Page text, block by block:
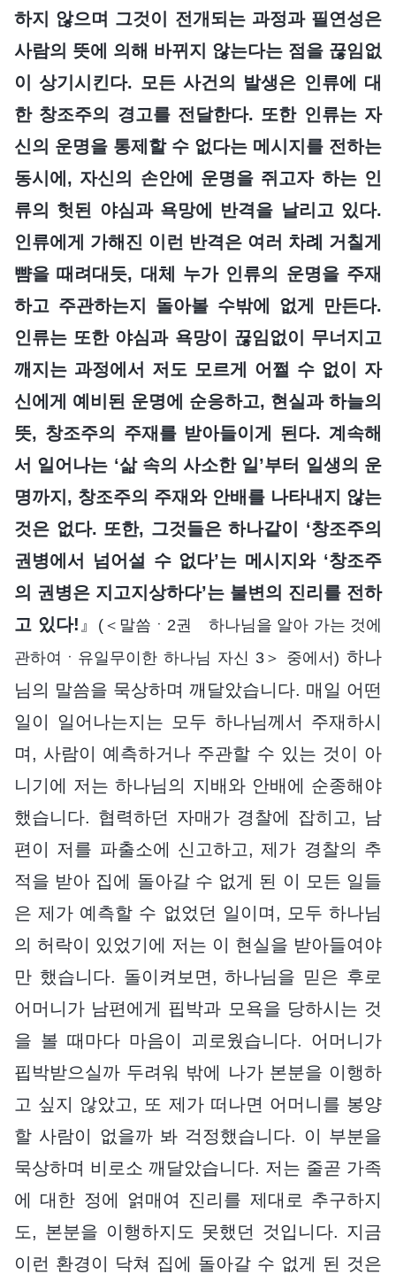
하지 않으며 그것이 전개되는 과정과 필연성은
사람의 뜻에 의해 바뀌지 않는다는 점을 끊임없
이 상기시킨다. 모든 사건의 발생은 인류에 대
한 창조주의 경고를 전달한다. 또한 인류는 자
신의 운명을 통제할 수 없다는 메시지를 전하는
동시에, 자신의 손안에 운명을 쥐고자 하는 인
류의 헛된 야심과 욕망에 반격을 날리고 있다.
인류에게 가해진 이런 반격은 여러 차례 거칠게
뺨을 때려대듯, 대체 누가 인류의 운명을 주재
하고 주관하는지 돌아볼 수밖에 없게 만든다.
인류는 또한 야심과 욕망이 끊임없이 무너지고
깨지는 과정에서 저도 모르게 어쩔 수 없이 자
신에게 예비된 운명에 순응하고, 현실과 하늘의
뜻, 창조주의 주재를 받아들이게 된다. 계속해
서 일어나는 ‘삶 속의 사소한 일’부터 일생의 운
명까지, 창조주의 주재와 안배를 나타내지 않는
것은 없다. 또한, 그것들은 하나같이 ‘창조주의
권병에서 넘어설 수 없다’는 메시지와 ‘창조주
의 권병은 지고지상하다’는 불변의 진리를 전하
고 있다! 』
(＜말씀ㆍ2권 하나님을 알아 가는 것에
관하여ㆍ유일무이한 하나님 자신 3＞ 중에서) 하나
님의 말씀을 묵상하며 깨달았습니다. 매일 어떤
일이 일어나는지는 모두 하나님께서 주재하시
며, 사람이 예측하거나 주관할 수 있는 것이 아
니기에 저는 하나님의 지배와 안배에 순종해야
했습니다. 협력하던 자매가 경찰에 잡히고, 남
편이 저를 파출소에 신고하고, 제가 경찰의 추
적을 받아 집에 돌아갈 수 없게 된 이 모든 일들
은 제가 예측할 수 없었던 일이며, 모두 하나님
의 허락이 있었기에 저는 이 현실을 받아들여야
만 했습니다. 돌이켜보면, 하나님을 믿은 후로
어머니가 남편에게 핍박과 모욕을 당하시는 것
을 볼 때마다 마음이 괴로웠습니다. 어머니가
핍박받으실까 두려워 밖에 나가 본분을 이행하
고 싶지 않았고, 또 제가 떠나면 어머니를 봉양
할 사람이 없을까 봐 걱정했습니다. 이 부분을
묵상하며 비로소 깨달았습니다. 저는 줄곧 가족
에 대한 정에 얽매여 진리를 제대로 추구하지
도, 본분을 이행하지도 못했던 것입니다. 지금
이런 환경이 닥쳐 집에 돌아갈 수 없게 된 것은